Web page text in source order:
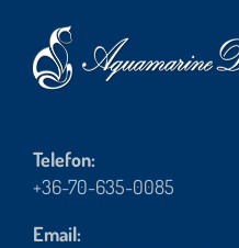
Telefon:
+36-70-635-0085
Email: